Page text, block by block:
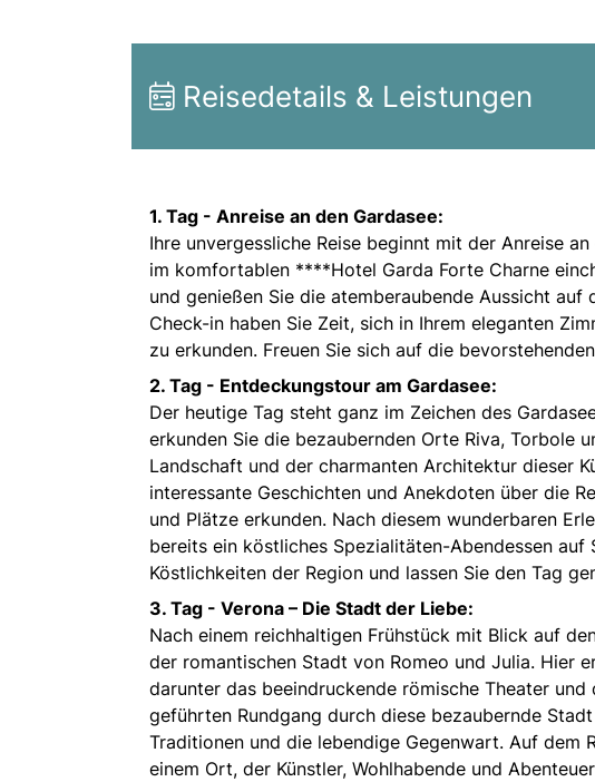
Reisedetails & Leistungen
1. Tag - Anreise an den Gardasee:
Ihre unvergessliche Reise beginnt mit der Anreise
im komfortablen ****Hotel Garda Forte Charne
und genießen Sie die atemberaubende Aussicht auf
Check-in haben Sie Zeit, sich in Ihrem eleganten
zu erkunden. Freuen Sie sich auf die
2. Tag - Entdeckungstour am Gardasee:
Der heutige Tag steht ganz im Zeichen des
erkunden Sie die bezaubernden Orte Riva, Torbole
Landschaft und der charmanten Architektur dieser
interessante Geschichten und Anekdoten über die
und Plätze erkunden. Nach diesem wunderbaren
bereits ein köstliches Spezialitäten-Abendessen
Köstlichkeiten der Region und lassen Sie den Tag
3. Tag - Verona – Die Stadt der Liebe:
Nach einem reichhaltigen Frühstück mit Blick auf
der romantischen Stadt von Romeo und Julia. Hier
darunter das beeindruckende römische Theater
geführten Rundgang durch diese bezaubernde
Traditionen und die lebendige Gegenwart. Auf dem
einem Ort, der Künstler, Wohlhabende und